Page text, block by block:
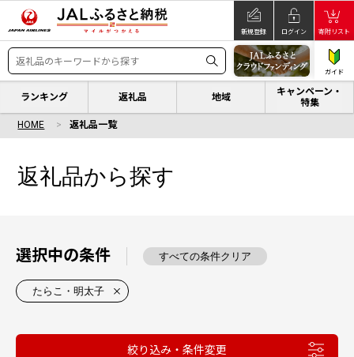
新規登録 ログイン 寄附リスト
ガイド
ランキング 返礼品 地域
キャンペーン・
特集
HOME 返礼品一覧
返礼品から探す
選択中の条件 すべての条件クリア
たらこ・明太子
絞り込み・条件変更